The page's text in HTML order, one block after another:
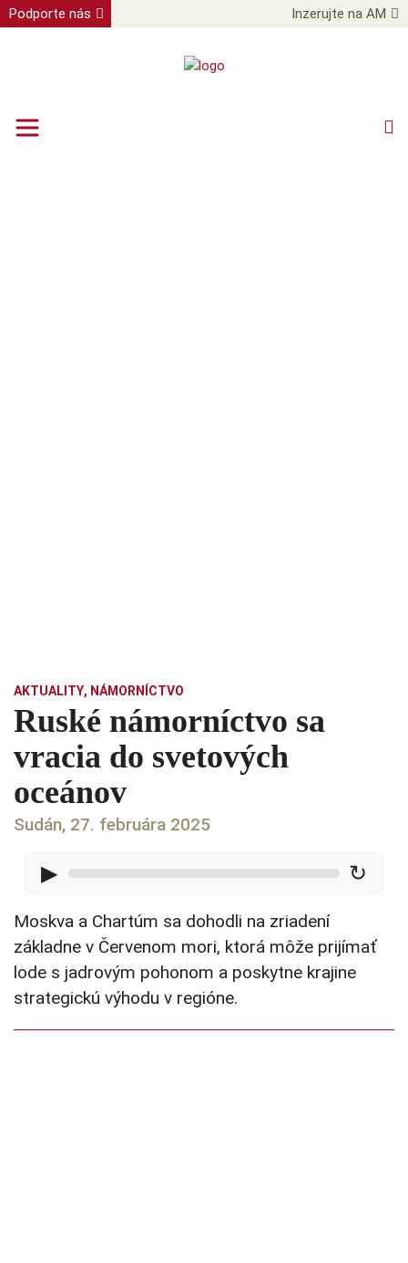
Podporte nás Inzerujte na AM
AKTUALITY, NÁMORNÍCTVO
Ruské námorníctvo sa
vracia do svetových
oceánov
Sudán, 27. februára 2025
▶ ↻
Moskva a Chartúm sa dohodli na zriadení
základne v Červenom mori, ktorá môže prijímať
lode s jadrovým pohonom a poskytne krajine
strategickú výhodu v regióne.